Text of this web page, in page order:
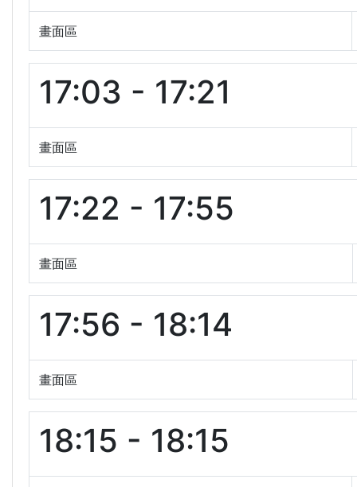
畫面區
17:03 - 17:21
畫面區
17:22 - 17:55
畫面區
17:56 - 18:14
畫面區
18:15 - 18:15